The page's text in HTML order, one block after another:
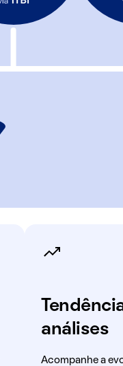
análises
Acompanhe a